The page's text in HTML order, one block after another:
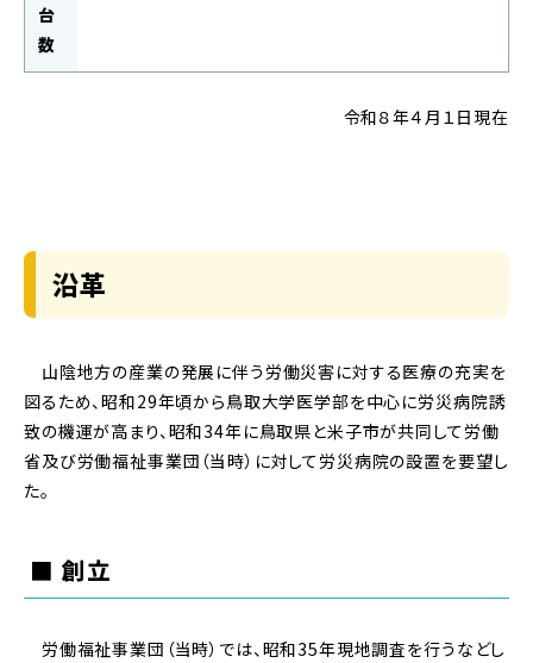
台
数
令和８年４月１日現在
沿革
山陰地方の産業の発展に伴う労働災害に対する医療の充実を
図るため、昭和29年頃から鳥取大学医学部を中心に労災病院誘
致の機運が高まり、昭和34年に鳥取県と米子市が共同して労働
省及び労働福祉事業団（当時）に対して労災病院の設置を要望し
た。
■ 創立
労働福祉事業団（当時）では、昭和35年現地調査を行うなどし